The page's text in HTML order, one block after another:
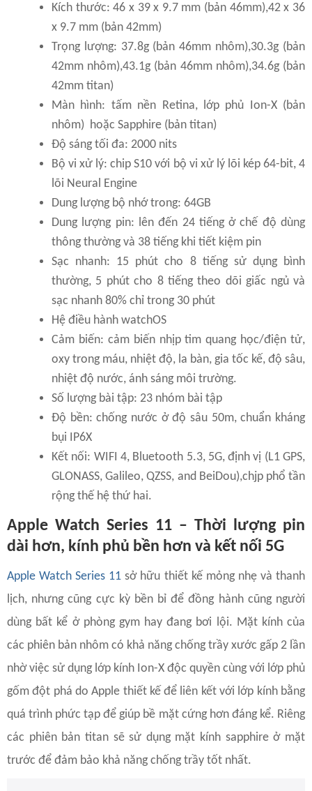
Kích thước: 46 x 39 x 9.7 mm (bản 46mm),42 x 36
x 9.7 mm (bản 42mm)
Trọng lượng: 37.8g (bản 46mm nhôm),30.3g (bản
42mm nhôm),43.1g (bản 46mm nhôm),34.6g (bản
42mm titan)
Màn hình: tấm nền Retina, lớp phủ Ion-X (bản
nhôm) hoặc Sapphire (bản titan)
Độ sáng tối đa: 2000 nits
Bộ vi xử lý: chip S10 với bộ vi xử lý lõi kép 64-bit, 4
lõi Neural Engine
Dung lượng bộ nhớ trong: 64GB
Dung lượng pin: lên đến 24 tiếng ở chế độ dùng
thông thường và 38 tiếng khi tiết kiệm pin
Sạc nhanh: 15 phút cho 8 tiếng sử dụng bình
thường, 5 phút cho 8 tiếng theo dõi giấc ngủ và
sạc nhanh 80% chỉ trong 30 phút
Hệ điều hành watchOS
Cảm biến: cảm biến nhịp tim quang học/điện tử,
oxy trong máu, nhiệt độ, la bàn, gia tốc kế, độ sâu,
nhiệt độ nước, ánh sáng môi trường.
Số lượng bài tập: 23 nhóm bài tập
Độ bền: chống nước ở độ sâu 50m, chuẩn kháng
bụi IP6X
Kết nối: WIFI 4, Bluetooth 5.3, 5G, định vị (L1 GPS,
GLONASS, Galileo, QZSS, and BeiDou),chjp phổ tần
rộng thế hệ thứ hai.
Apple Watch Series 11 – Thời lượng pin
dài hơn, kính phủ bền hơn và kết nối 5G
Apple Watch Series 11 sở hữu thiết kế mỏng nhẹ và thanh
lịch, nhưng cũng cực kỳ bền bỉ để đồng hành cũng người
dùng bất kể ở phòng gym hay đang bơi lội. Mặt kính của
các phiên bản nhôm có khả năng chống trầy xước gấp 2 lần
nhờ việc sử dụng lớp kính Ion-X độc quyền cùng với lớp phủ
gốm đột phá do Apple thiết kế để liên kết với lớp kính bằng
quá trình phức tạp để giúp bề mặt cứng hơn đáng kể. Riêng
các phiên bản titan sẽ sử dụng mặt kính sapphire ở mặt
trước để đảm bảo khả năng chống trầy tốt nhất.